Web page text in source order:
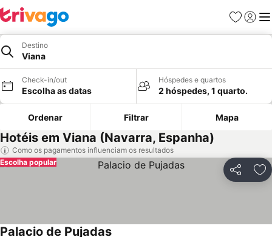
Favoritos
Iniciar
Destino
Viana
Check-in/out
Escolha as datas
Hóspedes e quartos
2 hóspedes, 1 quarto.
Ordenar Filtrar Mapa
Hotéis em Viana (Navarra, Espanha)
Como os pagamentos influenciam os resultados
Partilhar
Escolha popular
Palacio de Pujadas